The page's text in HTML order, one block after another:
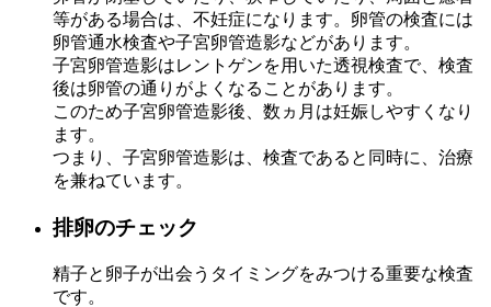
等がある場合は、不妊症になります。卵管の検査には
卵管通水検査や子宮卵管造影などがあります。
子宮卵管造影はレントゲンを用いた透視検査で、検査
後は卵管の通りがよくなることがあります。
このため子宮卵管造影後、数ヵ月は妊娠しやすくなり
ます。
つまり、子宮卵管造影は、検査であると同時に、治療
を兼ねています。
排卵のチェック
精子と卵子が出会うタイミングをみつける重要な検査
です。